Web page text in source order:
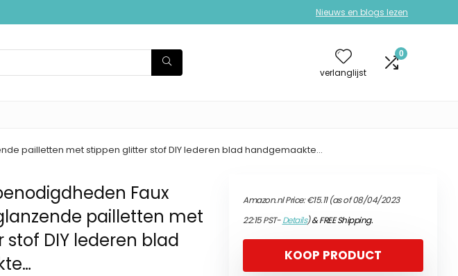
Nieuws en blogs lezen
verlanglijst
0
pailletten met stippen glitter stof DIY lederen blad handgemaakte…
Faux
pailletten met
DIY lederen blad
Amazon.nl Price:€15.11(as of 08/04/2023
22:15 PST-Details)&FREE Shipping.
KOOP PRODUCT